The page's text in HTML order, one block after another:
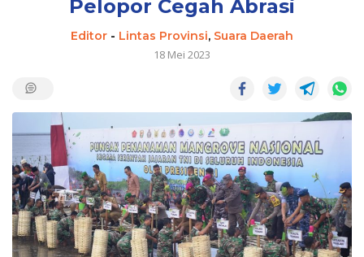
Pelopor Cegah Abrasi
Editor - Lintas Provinsi, Suara Daerah
18 Mei 2023